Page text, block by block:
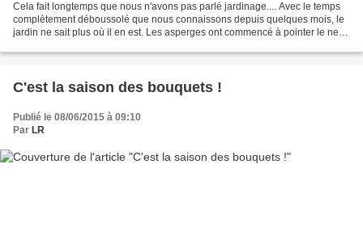
Cela fait longtemps que nous n'avons pas parlé jardinage.... Avec le temps
complètement déboussolé que nous connaissons depuis quelques mois, le
jardin ne sait plus où il en est. Les asperges ont commencé à pointer le nez
C'est la saison des bouquets !
Publié le 08/06/2015 à 09:10
Par LR